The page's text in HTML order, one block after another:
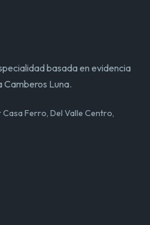
basada en evidencia
Luna.
Ferro, Del Valle Centro,